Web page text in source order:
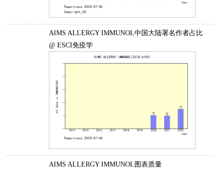
AIMS ALLERGY IMMUNOL中国大陆署名作者占比
@ ESCI免疫学
AIMS ALLERGY IMMUNOL图表质量